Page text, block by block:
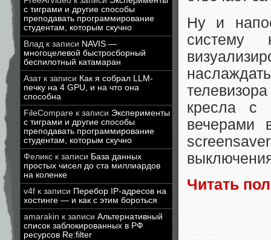
с тиграми и другие способы
преподавать программирование
студентам, которым скучно
Влад к записи NAVIS —
многоцелевой быстросборный
беспилотный катамаран
Азатк записи Как я собрал LLM-
печку на 4 GPU, и на что она
способна
FileCompare к записи Эксперименты
с тиграми и другие способы
преподавать программирование
студентам, которым скучно
Феликс к записи База данных
простых чисел до ста миллиардов
на коленке
v4f к записи Перебор IP-адресов на
хостинге — и как с этим бороться
amarakin к записи Альтернативный
список заблокированных в РФ
ресурсов Re:filter
Ну и
кресла с
вечерами
Читать